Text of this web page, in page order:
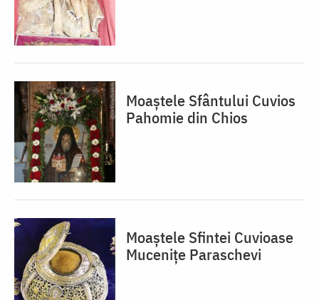
Moaștele Sfântului Cuvios
Pahomie din Chios
Moaștele Sfintei Cuvioase
Mucenițe Paraschevi